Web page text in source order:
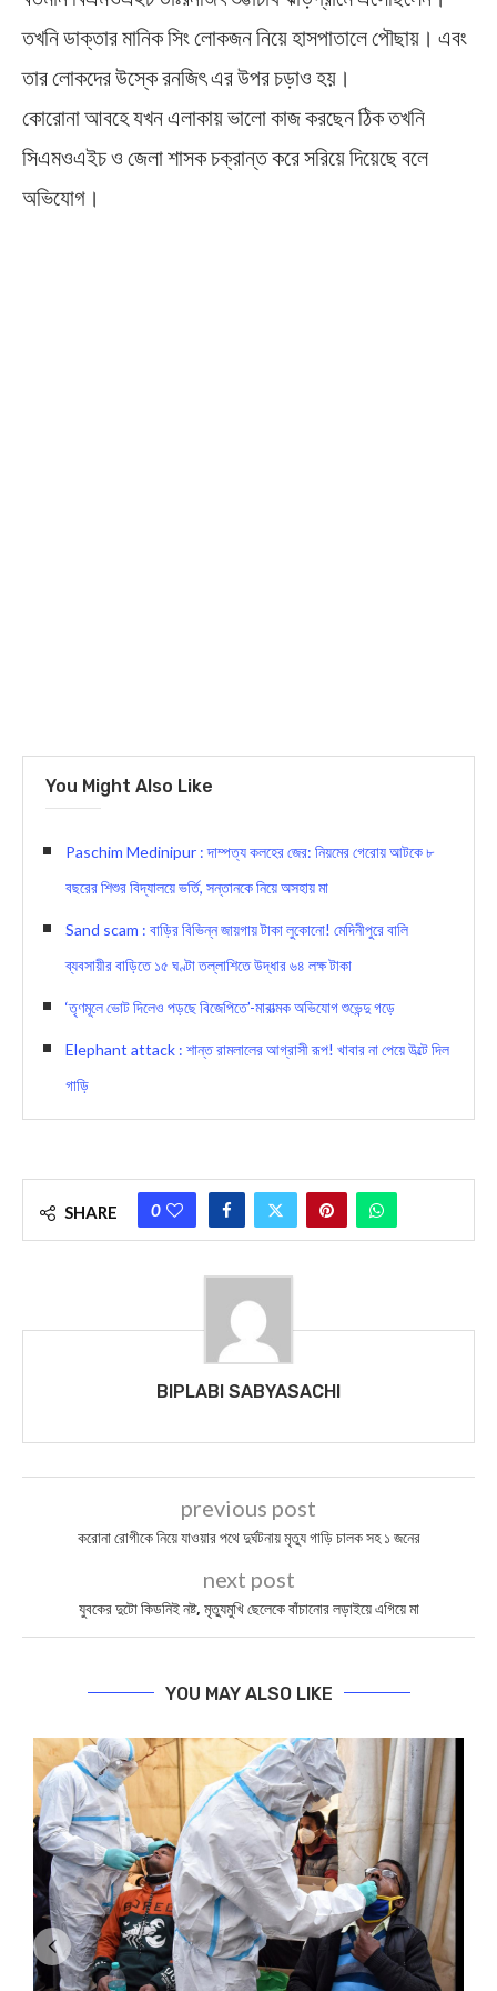
তখনি ডাক্তার মানিক সিং লোকজন নিয়ে হাসপাতালে পৌছায়। এবং
তার লোকদের উস্কে রনজিৎ এর উপর চড়াও হয়।
কোরোনা আবহে যখন এলাকায় ভালো কাজ করছেন ঠিক তখনি
সিএমওএইচ ও জেলা শাসক চক্রান্ত করে সরিয়ে দিয়েছে বলে
অভিযোগ।
You Might Also Like
Paschim Medinipur : দাম্পত্য কলহের জের: নিয়মের গেরোয় আটকে ৮
বছরের শিশুর বিদ্যালয়ে ভর্তি, সন্তানকে নিয়ে অসহায় মা
Sand scam : বাড়ির বিভিন্ন জায়গায় টাকা লুকোনো! মেদিনীপুরে বালি
ব্যবসায়ীর বাড়িতে ১৫ ঘণ্টা তল্লাশিতে উদ্ধার ৬৪ লক্ষ টাকা
‘তৃণমূলে ভোট দিলেও পড়ছে বিজেপিতে’-মারাত্মক অভিযোগ শুভেন্দু গড়ে
Elephant attack : শান্ত রামলালের আগ্রাসী রূপ! খাবার না পেয়ে উল্টে দিল
গাড়ি
SHARE 0
BIPLABI SABYASACHI
previous post
করোনা রোগীকে নিয়ে যাওয়ার পথে দুর্ঘটনায় মৃত্যু গাড়ি চালক সহ ১ জনের
next post
যুবকের দুটো কিডনিই নষ্ট, মৃত্যুমুখি ছেলেকে বাঁচানোর লড়াইয়ে এগিয়ে মা
YOU MAY ALSO LIKE